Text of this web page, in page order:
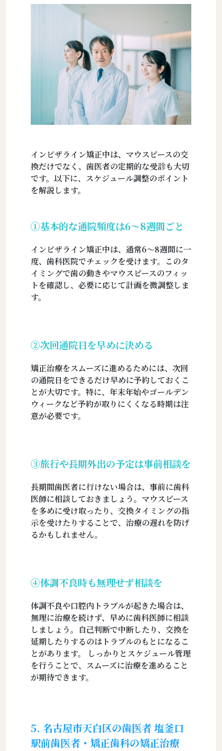
インビザライン矯正中は、マウスピースの交
換だけでなく、歯医者の定期的な受診も大切
です。以下に、スケジュール調整のポイント
を解説します。
①基本的な通院頻度は6〜8週間ごと
インビザライン矯正中は、通常6〜8週間に一
度、歯科医院でチェックを受けます。このタ
イミングで歯の動きやマウスピースのフィッ
トを確認し、必要に応じて計画を微調整しま
す。
②次回通院日を早めに決める
矯正治療をスムーズに進めるためには、次回
の通院日をできるだけ早めに予約しておくこ
とが大切です。特に、年末年始やゴールデン
ウィークなど予約が取りにくくなる時期は注
意が必要です。
③旅行や長期外出の予定は事前相談を
長期間歯医者に行けない場合は、事前に歯科
医師に相談しておきましょう。マウスピース
を多めに受け取ったり、交換タイミングの指
示を受けたりすることで、治療の遅れを防げ
るかもしれません。
④体調不良時も無理せず相談を
体調不良や口腔内トラブルが起きた場合は、
無理に治療を続けず、早めに歯科医師に相談
しましょう。自己判断で中断したり、交換を
延期したりするのはトラブルのもとになるこ
とがあります。 しっかりとスケジュール管理
を行うことで、スムーズに治療を進めること
が期待できます。
5. 名古屋市天白区の歯医者 塩釜口
駅前歯医者・矯正歯科の矯正治療